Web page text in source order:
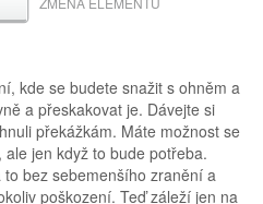
kde se budete snažit s ohněm a
a přeskakovat je. Dávejte si
překážkám. Máte možnost se
jen když to bude potřeba.
bez sebemenšího zranění a
poškození. Teď záleží jen na